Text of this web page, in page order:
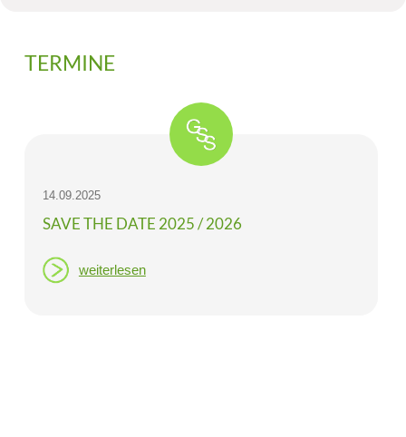
TERMINE
14.09.2025
SAVE THE DATE 2025 / 2026
weiterlesen